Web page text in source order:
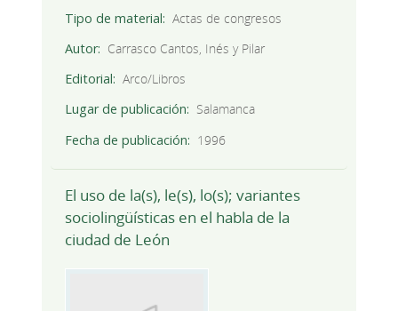
Tipo de material
Actas de congresos
Autor
Carrasco Cantos, Inés y Pilar
Editorial
Arco/Libros
Lugar de publicación
Salamanca
Fecha de publicación
1996
El uso de la(s), le(s), lo(s); variantes
sociolingüísticas en el habla de la
ciudad de León